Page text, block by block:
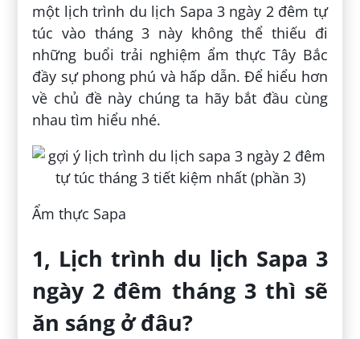
một lịch trình du lịch Sapa 3 ngày 2 đêm tự
túc vào tháng 3 này không thể thiếu đi
những buổi trải nghiệm ẩm thực Tây Bắc
đầy sự phong phú và hấp dẫn. Để hiểu hơn
về chủ đề này chúng ta hãy bắt đầu cùng
nhau tìm hiểu nhé.
Ẩm thực Sapa
1, Lịch trình du lịch Sapa 3
ngày 2 đêm tháng 3 thì sẽ
ăn sáng ở đâu?